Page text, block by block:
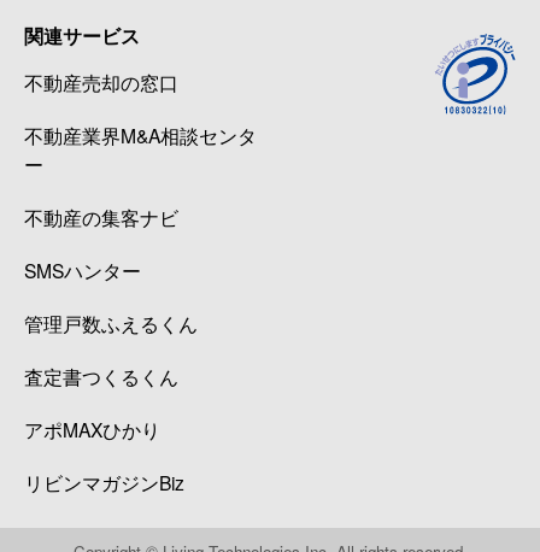
関連サービス
不動産売却の窓口
不動産業界M&A相談センタ
ー
不動産の集客ナビ
SMSハンター
管理戸数ふえるくん
査定書つくるくん
アポMAXひかり
リビンマガジンBiz